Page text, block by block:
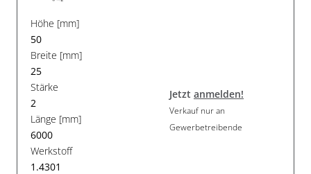
Höhe [mm]
50
Breite [mm]
25
Stärke
2
Länge [mm]
6000
Werkstoff
1.4301
Jetzt anmelden!
Verkauf nur an
Gewerbetreibende